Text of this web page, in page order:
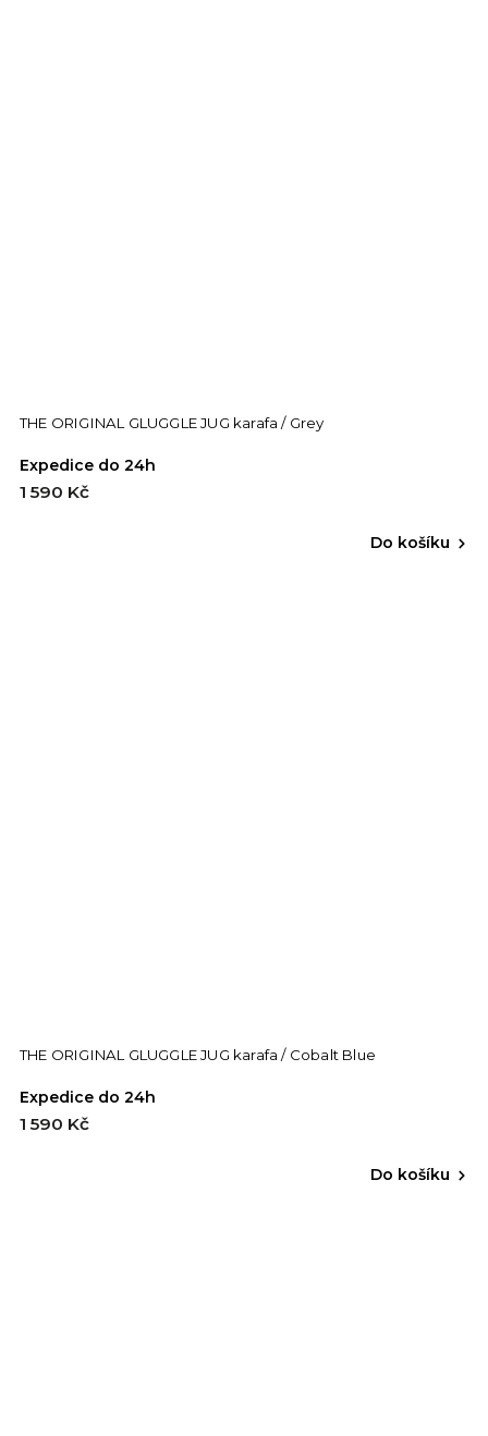
THE ORIGINAL GLUGGLE JUG karafa / Grey
Expedice do 24h
1 590 Kč
Do košíku
THE ORIGINAL GLUGGLE JUG karafa / Cobalt Blue
Expedice do 24h
1 590 Kč
Do košíku